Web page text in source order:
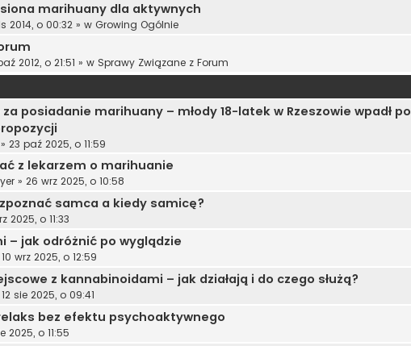
marihuany dla aktywnych
2014, o 00:32 » w Growing Ogólnie
2012, o 21:51 » w Sprawy Związane z Forum
posiadanie marihuany – młody 18-latek w Rzeszowie wpadł po
» 23 paź 2025, o 11:59
z lekarzem o marihuanie
» 26 wrz 2025, o 10:58
samca a kiedy samicę?
2025, o 11:33
– jak odróżnić po wyglądzie
10 wrz 2025, o 12:59
z kannabinoidami – jak działają i do czego służą?
12 sie 2025, o 09:41
bez efektu psychoaktywnego
2025, o 11:55